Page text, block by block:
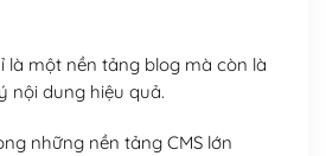
là một nền tảng blog mà còn là
nội dung hiệu quả.
những nền tảng CMS lớn